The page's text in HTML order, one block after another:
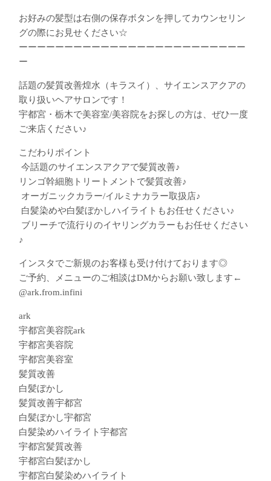
お好みの髪型は右側の保存ボタンを押してカウンセリン
グの際にお見せください☆
ーーーーーーーーーーーーーーーーーーーーーーーーー
ー
話題の髪質改善煌水（キラスイ）、サイエンスアクアの
取り扱いヘアサロンです！
宇都宮・栃木で美容室/美容院をお探しの方は、ぜひ一度
ご来店ください♪
こだわりポイント
︎ 今話題のサイエンスアクアで髪質改善♪
︎リンゴ幹細胞トリートメントで髪質改善♪
︎ オーガニックカラー/イルミナカラー取扱店♪
︎ 白髪染めや白髪ぼかしハイライトもお任せください♪
︎ ブリーチで流行りのイヤリングカラーもお任せください
♪
インスタでご新規のお客様も受け付けております◎
ご予約、メニューのご相談はDMからお願い致します←
@ark.from.infini
ark
宇都宮美容院ark
宇都宮美容院
宇都宮美容室
髪質改善
白髪ぼかし
髪質改善宇都宮
白髪ぼかし宇都宮
白髪染めハイライト宇都宮
宇都宮髪質改善
宇都宮白髪ぼかし
宇都宮白髪染めハイライト